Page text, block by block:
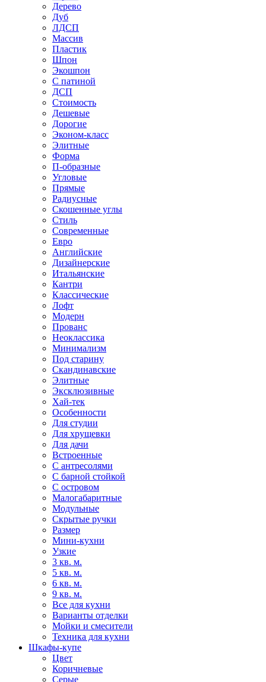
Дерево
Дуб
ЛДСП
Массив
Пластик
Шпон
Экошпон
С патиной
ДСП
Стоимость
Дешевые
Дорогие
Эконом-класс
Элитные
Форма
П-образные
Угловые
Прямые
Радиусные
Скошенные углы
Стиль
Современные
Евро
Английские
Дизайнерские
Итальянские
Кантри
Классические
Лофт
Модерн
Прованс
Неоклассика
Минимализм
Под старину
Скандинавские
Элитные
Эксклюзивные
Хай-тек
Особенности
Для студии
Для хрущевки
Для дачи
Встроенные
С антресолями
С барной стойкой
С островом
Малогабаритные
Модульные
Скрытые ручки
Размер
Мини-кухни
Узкие
3 кв. м.
5 кв. м.
6 кв. м.
9 кв. м.
Все для кухни
Варианты отделки
Мойки и смесители
Техника для кухни
Шкафы-купе
Цвет
Коричневые
Серые